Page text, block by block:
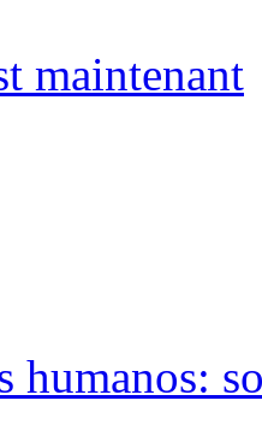
maintenant
humanos: